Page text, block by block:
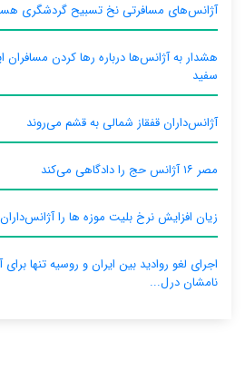
آژانس‌های مسافرتی نخ تسبیح گردشگری
هشدار به آژانس‌ها درباره رها کردن مسافران
سفید
آژانس‌داران قفقاز شمالی به قشم می‌روند
مصر ۱۶ آژانس حج را دادگاهی می‌کند
زیان افزایش نرخ بلیت موزه ها را
اجرای لغو روادید بین ایران و روسیه تنها
نامشان درل...